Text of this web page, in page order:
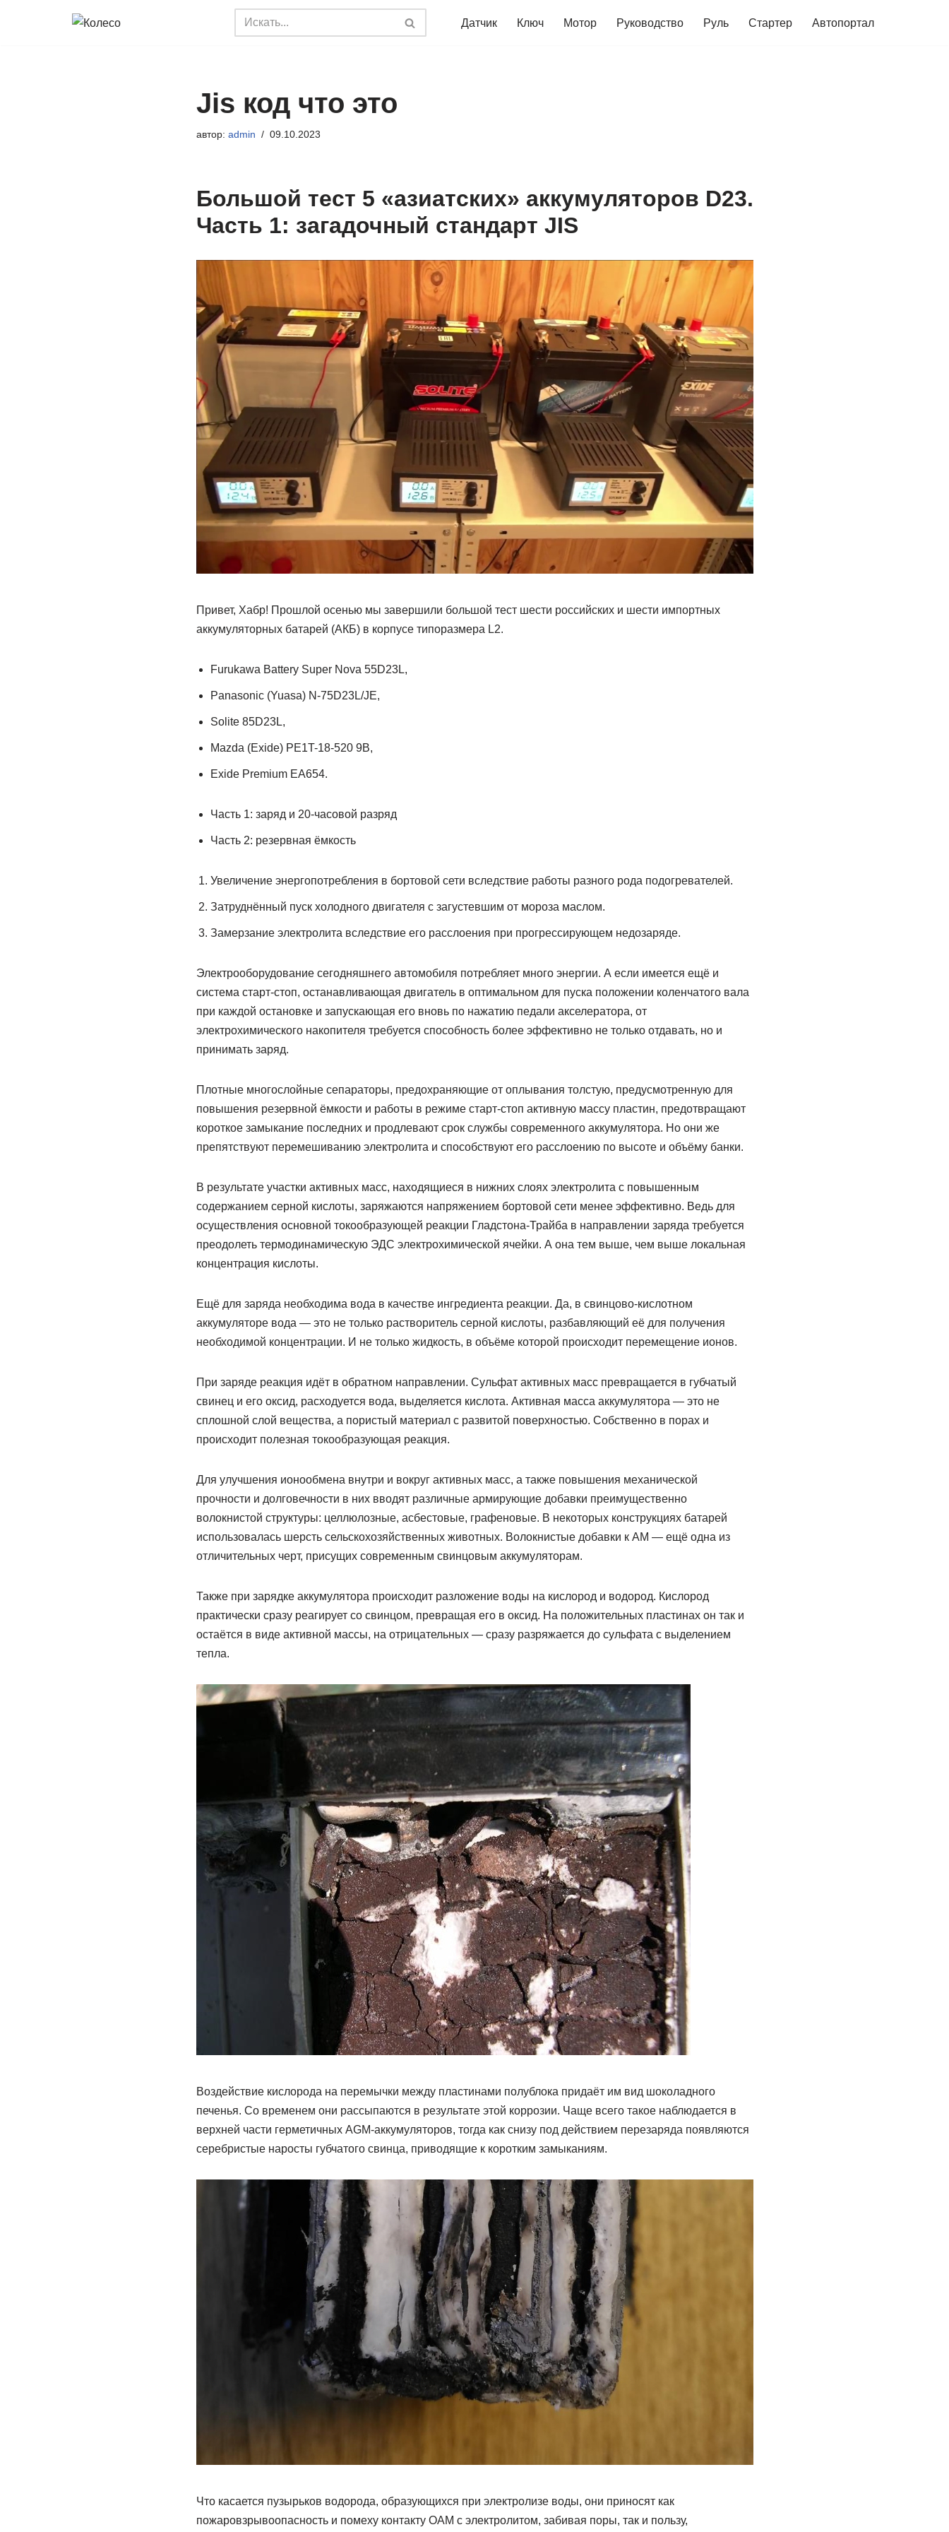
Датчик Ключ Мотор Руководство Руль Стартер Автопортал
Jis код что это
автор: admin 09.10.2023
Большой тест 5 «азиатских» аккумуляторов D23.
Часть 1: загадочный стандарт JIS
Привет, Хабр! Прошлой осенью мы завершили большой тест шести российских и шести импортных
аккумуляторных батарей (АКБ) в корпусе типоразмера L2.
Furukawa Battery Super Nova 55D23L,
Panasonic (Yuasa) N-75D23L/JE,
Solite 85D23L,
Mazda (Exide) PE1T-18-520 9B,
Exide Premium EA654.
Часть 1: заряд и 20-часовой разряд
Часть 2: резервная ёмкость
Увеличение энергопотребления в бортовой сети вследствие работы разного рода подогревателей.
Затруднённый пуск холодного двигателя с загустевшим от мороза маслом.
Замерзание электролита вследствие его расслоения при прогрессирующем недозаряде.
Электрооборудование сегодняшнего автомобиля потребляет много энергии. А если имеется ещё и
система старт-стоп, останавливающая двигатель в оптимальном для пуска положении коленчатого вала
при каждой остановке и запускающая его вновь по нажатию педали акселератора, от
электрохимического накопителя требуется способность более эффективно не только отдавать, но и
принимать заряд.
Плотные многослойные сепараторы, предохраняющие от оплывания толстую, предусмотренную для
повышения резервной ёмкости и работы в режиме старт-стоп активную массу пластин, предотвращают
короткое замыкание последних и продлевают срок службы современного аккумулятора. Но они же
препятствуют перемешиванию электролита и способствуют его расслоению по высоте и объёму банки.
В результате участки активных масс, находящиеся в нижних слоях электролита с повышенным
содержанием серной кислоты, заряжаются напряжением бортовой сети менее эффективно. Ведь для
осуществления основной токообразующей реакции Гладстона-Трайба в направлении заряда требуется
преодолеть термодинамическую ЭДС электрохимической ячейки. А она тем выше, чем выше локальная
концентрация кислоты.
Ещё для заряда необходима вода в качестве ингредиента реакции. Да, в свинцово-кислотном
аккумуляторе вода — это не только растворитель серной кислоты, разбавляющий её для получения
необходимой концентрации. И не только жидкость, в объёме которой происходит перемещение ионов.
При заряде реакция идёт в обратном направлении. Сульфат активных масс превращается в губчатый
свинец и его оксид, расходуется вода, выделяется кислота. Активная масса аккумулятора — это не
сплошной слой вещества, а пористый материал с развитой поверхностью. Собственно в порах и
происходит полезная токообразующая реакция.
Для улучшения ионообмена внутри и вокруг активных масс, а также повышения механической
прочности и долговечности в них вводят различные армирующие добавки преимущественно
волокнистой структуры: целлюлозные, асбестовые, графеновые. В некоторых конструкциях батарей
использовалась шерсть сельскохозяйственных животных. Волокнистые добавки к АМ — ещё одна из
отличительных черт, присущих современным свинцовым аккумуляторам.
Также при зарядке аккумулятора происходит разложение воды на кислород и водород. Кислород
практически сразу реагирует со свинцом, превращая его в оксид. На положительных пластинах он так и
остаётся в виде активной массы, на отрицательных — сразу разряжается до сульфата с выделением
тепла.
Воздействие кислорода на перемычки между пластинами полублока придаёт им вид шоколадного
печенья. Со временем они рассыпаются в результате этой коррозии. Чаще всего такое наблюдается в
верхней части герметичных AGM-аккумуляторов, тогда как снизу под действием перезаряда появляются
серебристые наросты губчатого свинца, приводящие к коротким замыканиям.
Что касается пузырьков водорода, образующихся при электролизе воды, они приносят как
пожаровзрывоопасность и помеху контакту ОАМ с электролитом, забивая поры, так и пользу,